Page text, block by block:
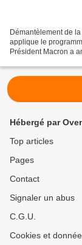
Démantèlement de
applique le
Président Macron a
Hébergé par
Top articles
Pages
Contact
Signaler un abus
C.G.U.
Cookies et